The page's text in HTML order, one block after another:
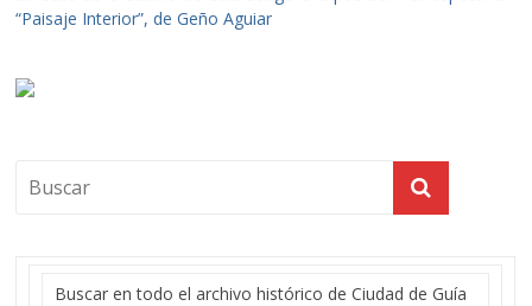
“Paisaje Interior”, de Geño Aguiar
Buscar en todo el archivo histórico de Ciudad de Guía